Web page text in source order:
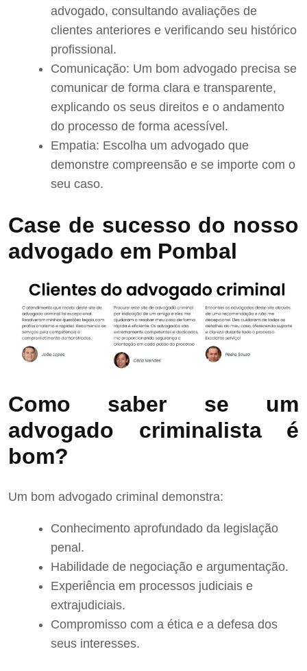
advogado, consultando avaliações de
clientes anteriores e verificando seu histórico
profissional.
Comunicação: Um bom advogado precisa se
comunicar de forma clara e transparente,
explicando os seus direitos e o andamento
do processo de forma acessível.
Empatia: Escolha um advogado que
demonstre compreensão e se importe com o
seu caso.
Case de sucesso do nosso
advogado em Pombal
Como saber se um
advogado criminalista é
bom?
Um bom advogado criminal demonstra:
Conhecimento aprofundado da legislação
penal.
Habilidade de negociação e argumentação.
Experiência em processos judiciais e
extrajudiciais.
Compromisso com a ética e a defesa dos
seus interesses.